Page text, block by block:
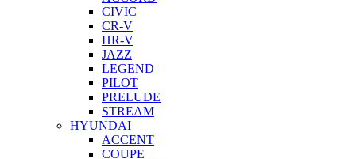
CIVIC
CR-V
HR-V
JAZZ
LEGEND
PILOT
PRELUDE
STREAM
HYUNDAI
ACCENT
COUPE